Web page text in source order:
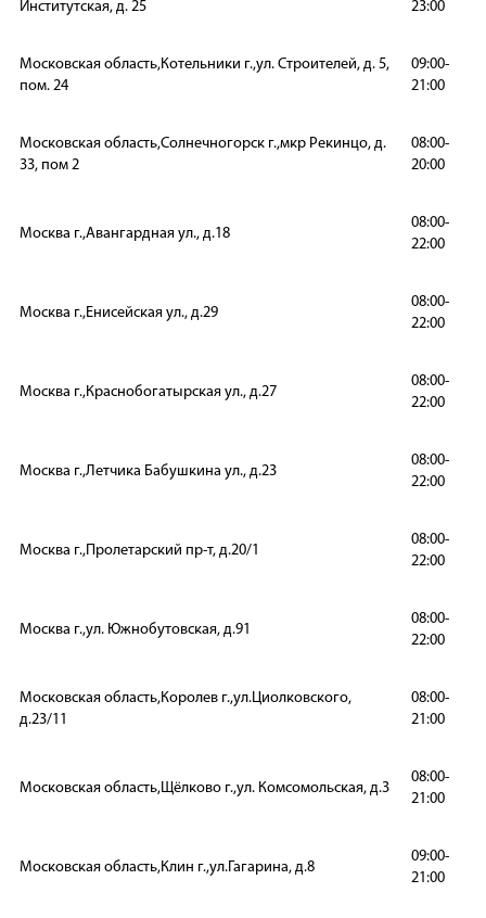
Институтская, д. 25
23:00
Московская область,Котельники г.,ул. Строителей, д. 5,
пом. 24
09:00-
21:00
Московская область,Солнечногорск г.,мкр Рекинцо, д.
33, пом 2
08:00-
20:00
Москва г.,Авангардная ул., д.18
08:00-
22:00
Москва г.,Енисейская ул., д.29
08:00-
22:00
Москва г.,Краснобогатырская ул., д.27
08:00-
22:00
Москва г.,Летчика Бабушкина ул., д.23
08:00-
22:00
Москва г.,Пролетарский пр-т, д.20/1
08:00-
22:00
Москва г.,ул. Южнобутовская, д.91
08:00-
22:00
Московская область,Королев г.,ул.Циолковского,
д.23/11
08:00-
21:00
Московская область,Щёлково г.,ул. Комсомольская, д.3
08:00-
21:00
Московская область,Клин г.,ул.Гагарина, д.8
09:00-
21:00